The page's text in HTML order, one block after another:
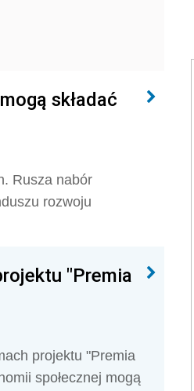
składać
Rusza nabór
rozwoju
"Premia
projektu "Premia
społecznej mogą